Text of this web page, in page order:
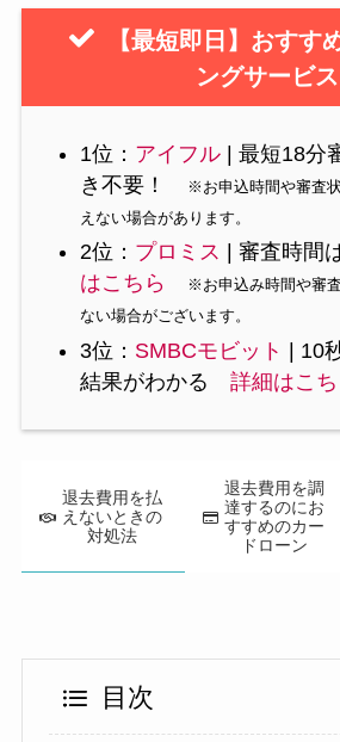
【最短即日】おすす
ングサービス
1位： アイフル | 最短18分
き不要！
※お申込時間や審査
えない場合があります。
2位： プロミス | 審査時間
はこちら
※お申込み時間や審
ない場合がございます。
3位： SMBCモビット | 10
結果がわかる詳細はこち
退去費用を払
えないときの
対処法
退去費用を調
達するのにお
すすめのカー
ドローン
目次